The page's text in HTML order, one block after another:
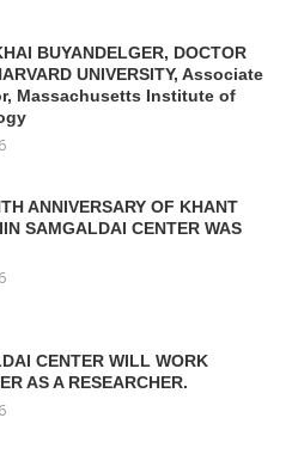
BUYANDELGER, DOCTOR
UNIVERSITY, Associate
Massachusetts Institute of
ANNIVERSARY OF KHANT
SAMGALDAI CENTER WAS
CENTER WILL WORK
AS A RESEARCHER.